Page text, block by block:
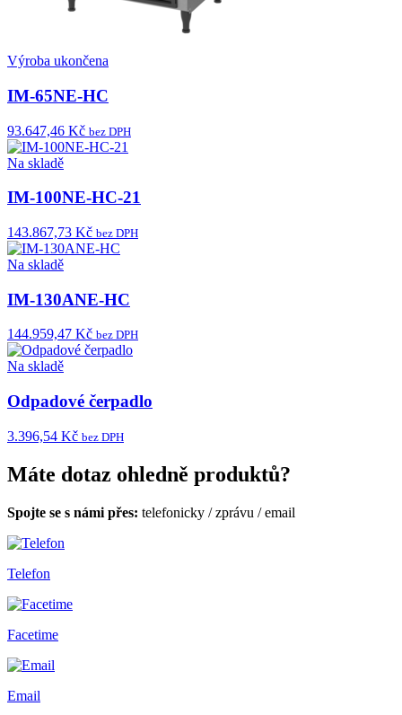
Výroba ukončena
IM-65NE-HC
93.647,46 Kč bez DPH
Na skladě
IM-100NE-HC-21
143.867,73 Kč bez DPH
Na skladě
IM-130ANE-HC
144.959,47 Kč bez DPH
Na skladě
Odpadové čerpadlo
3.396,54 Kč bez DPH
Máte dotaz ohledně produktů?
Spojte se s námi přes: telefonicky /zprávu /email
Telefon
Facetime
Email